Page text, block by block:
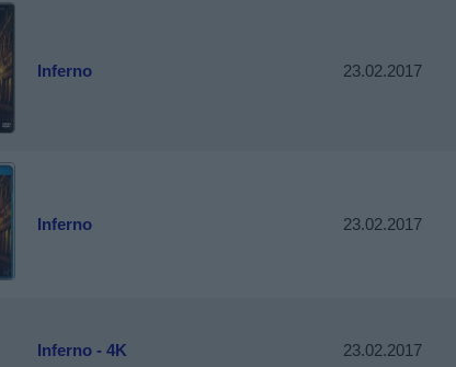
Inferno 23.02.2017
Inferno 23.02.2017
Inferno - 4K 23.02.2017